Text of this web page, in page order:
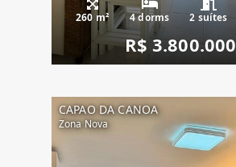
260 m² 4 dorms 2 suítes
R$ 3.800.000
CAPAO DA CANOA
Zona Nova